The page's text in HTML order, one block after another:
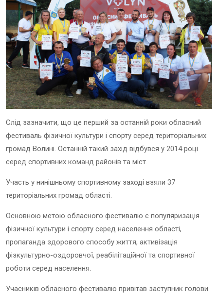
Слід зазначити, що це перший за останній роки обласний
фестиваль фізичної культури і спорту серед територіальних
громад Волині. Останній такий захід відбувся у 2014 році
серед спортивних команд районів та міст.
Участь у нинішньому спортивному заході взяли 37
територіальних громад області.
Основною метою обласного фестивалю є популяризація
фізичної культури і спорту серед населення області,
пропаганда здорового способу життя, активізація
фізкультурно-оздоровчої, реабілітаційної та спортивної
роботи серед населення.
Учасників обласного фестивалю привітав заступник голови